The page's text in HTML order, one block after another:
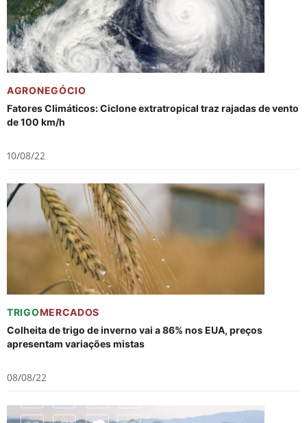
AGRONEGÓCIO
Fatores Climáticos: Ciclone extratropical traz rajadas de vento
de 100 km/h
10/08/22
TRIGOMERCADOS
Colheita de trigo de inverno vai a 86% nos EUA, preços
apresentam variações mistas
08/08/22